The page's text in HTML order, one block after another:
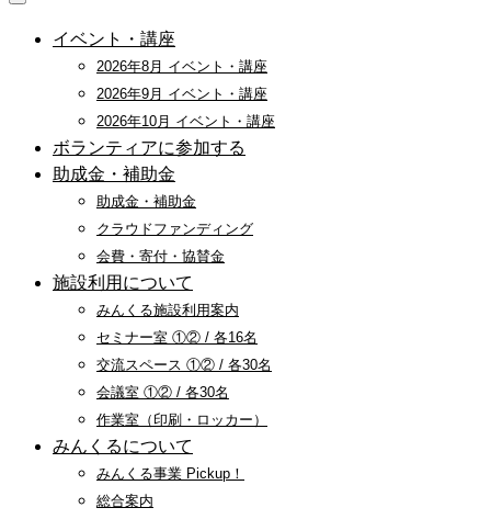
イベント・講座
2026年8月 イベント・講座
2026年9月 イベント・講座
2026年10月 イベント・講座
ボランティアに参加する
助成金・補助金
助成金・補助金
クラウドファンディング
会費・寄付・協賛金
施設利用について
みんくる施設利用案内
セミナー室 ①② / 各16名
交流スペース ①② / 各30名
会議室 ①② / 各30名
作業室（印刷・ロッカー）
みんくるについて
みんくる事業 Pickup！
総合案内